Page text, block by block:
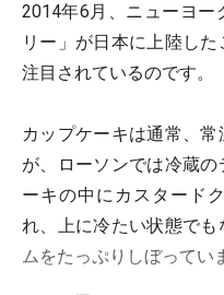
2014年6月、ニューヨー
リー」が日本に上陸し
注目されているのです。
カップケーキは通常、
が、ローソンでは冷蔵
ーキの中にカスタード
れ、上に冷たい状態で
ムをたっぷりしぼってい